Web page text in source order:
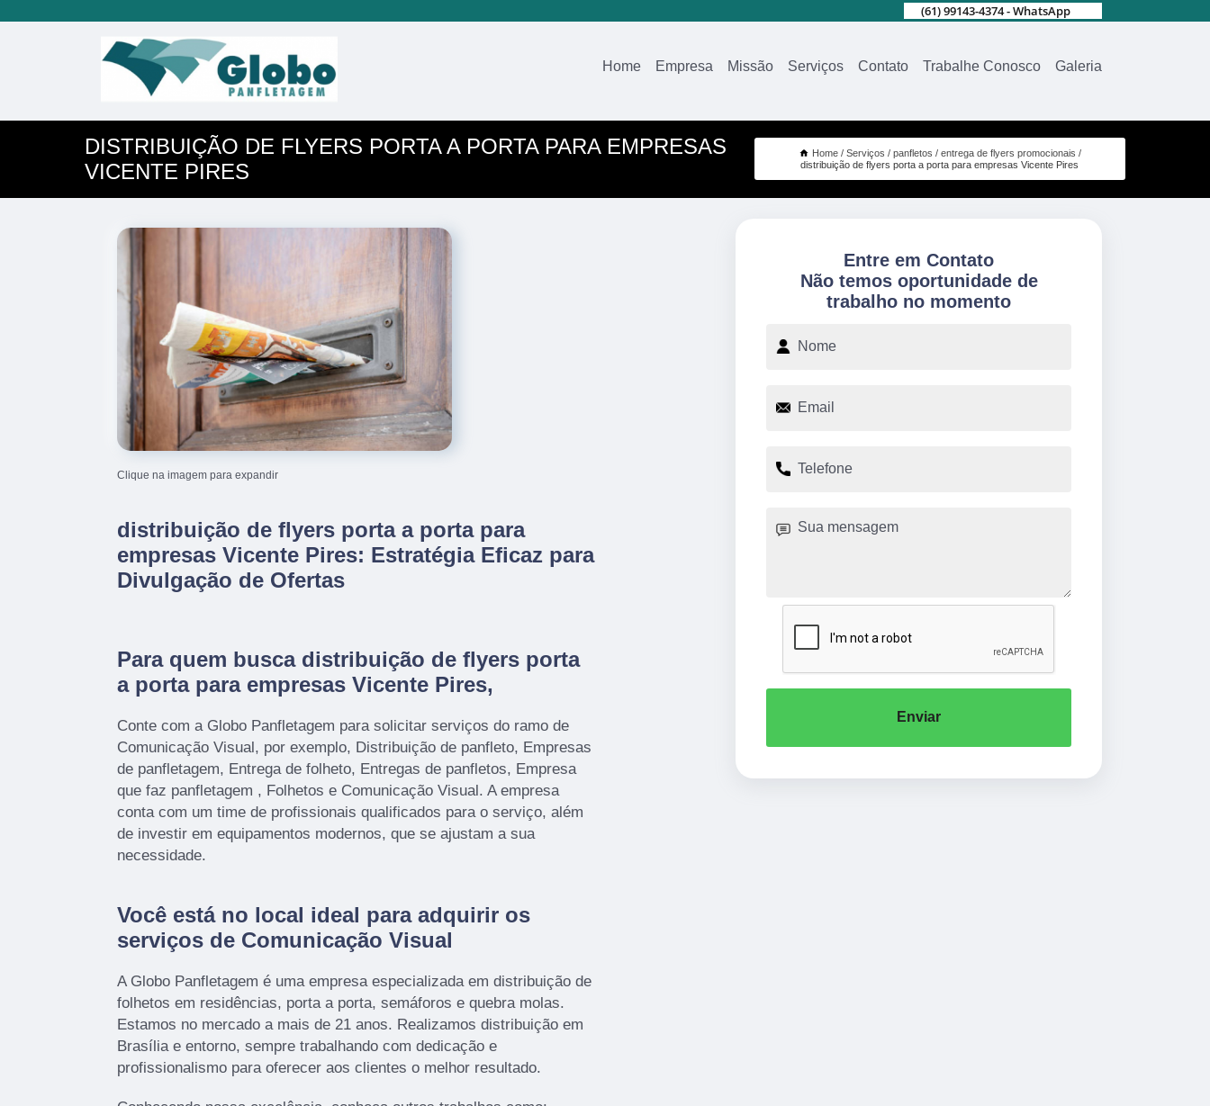
(61) 99143-4374 - WhatsApp
Home Empresa Missão Serviços Contato Trabalhe Conosco Galeria
DISTRIBUIÇÃO DE FLYERS PORTA A PORTA PARA EMPRESAS
VICENTE PIRES
Home Serviços panfletos
entrega de flyers promocionais
distribuição de flyers porta a porta para empresas Vicente Pires
Clique na imagem para expandir
distribuição de flyers porta a porta para
empresas Vicente Pires: Estratégia Eficaz para
Divulgação de Ofertas
Para quem busca distribuição de flyers porta
a porta para empresas Vicente Pires,
Conte com a Globo Panfletagem para solicitar serviços do ramo de
Comunicação Visual, por exemplo, Distribuição de panfleto, Empresas
de panfletagem, Entrega de folheto, Entregas de panfletos, Empresa
que faz panfletagem , Folhetos e Comunicação Visual. A empresa
conta com um time de profissionais qualificados para o serviço, além
de investir em equipamentos modernos, que se ajustam a sua
necessidade.
Você está no local ideal para adquirir os
serviços de Comunicação Visual
A Globo Panfletagem é uma empresa especializada em distribuição de
folhetos em residências, porta a porta, semáforos e quebra molas.
Estamos no mercado a mais de 21 anos. Realizamos distribuição em
Brasília e entorno, sempre trabalhando com dedicação e
profissionalismo para oferecer aos clientes o melhor resultado.
Entre em Contato
Não temos oportunidade de
trabalho no momento
Enviar